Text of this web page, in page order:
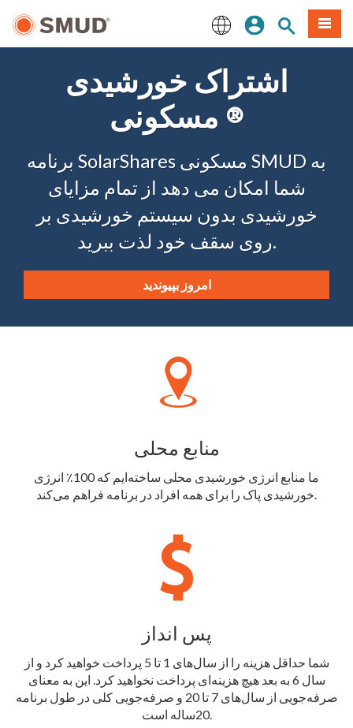
English
ورودسایتمنو
اشتراک خورشیدی
مسکونی ®
برنامه SolarShares مسکونی SMUD به
شما امکان می دهد از تمام مزایای
خورشیدی بدون سیستم خورشیدی بر
روی سقف خود لذت ببرید.
امروز بپیوندید
منابع محلی
ما منابع انرژی خورشیدی محلی ساخته‌ایم که 100٪ انرژی
پس انداز
شما حداقل هزینه را از سال‌های 1 تا 5 پرداخت خواهید کرد و از
سال 6 به بعد هیچ هزینه‌ای پرداخت نخواهید کرد. این به معنای
صرفه‌جویی از سال‌های 7 تا 20 و صرفه‌جویی کلی در طول برنامه
20ساله است.